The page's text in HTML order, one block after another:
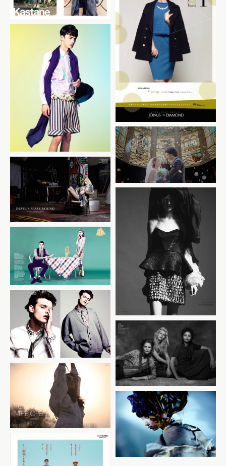
JOINUS 横浜ポスター
And Men
SONY BRAVIA 3D demo
Wedding篇
Deluxx Digital Issue 11
Blanche Magazine
Egg Mag Issue 4
Random Magazine
Deluxx Digital
Sublime Magazine
May/June Issue 15
Sublime Magazine
July/Aug Issue 08